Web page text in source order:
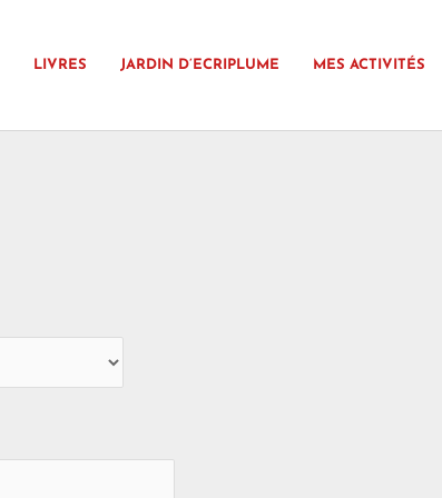
LIVRES JARDIN D’ECRIPLUME MES ACTIVITÉS